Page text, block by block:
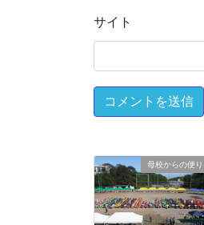
サイト
母校からの便り